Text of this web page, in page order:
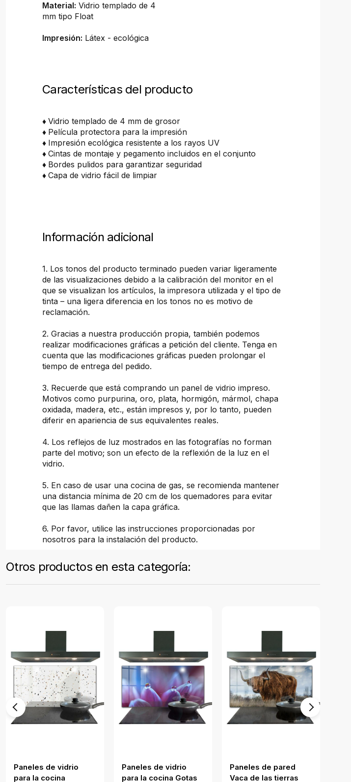
Material: Vidrio templado de 4
mm tipo Float
Impresión: Látex - ecológica
Características del producto
♦Vidrio templado de 4 mm de grosor
♦ Película protectora para la impresión
♦ Impresión ecológica resistente a los rayos UV
♦Cintas de montaje y pegamento incluidos en el conjunto
♦ Bordes pulidos para garantizar seguridad
♦Capa de vidrio fácil de limpiar
Información adicional
1. Los tonos del producto terminado pueden variar ligeramente
de las visualizaciones debido a la calibración del monitor en el
que se visualizan los artículos, la impresora utilizada y el tipo de
tinta – una ligera diferencia en los tonos no es motivo de
reclamación.
2. Gracias a nuestra producción propia, también podemos
realizar modificaciones gráficas a petición del cliente. Tenga en
cuenta que las modificaciones gráficas pueden prolongar el
tiempo de entrega del pedido.
3. Recuerde que está comprando un panel de vidrio impreso.
Motivos como purpurina, oro, plata, hormigón, mármol, chapa
oxidada, madera, etc., están impresos y, por lo tanto, pueden
diferir en apariencia de sus equivalentes reales.
4. Los reflejos de luz mostrados en las fotografías no forman
parte del motivo; son un efecto de la reflexión de la luz en el
vidrio.
5. En caso de usar una cocina de gas, se recomienda mantener
una distancia mínima de 20 cm de los quemadores para evitar
que las llamas dañen la capa gráfica.
6. Por favor, utilice las instrucciones proporcionadas por
nosotros para la instalación del producto.
Otros productos en esta categoría:
Paneles de vidrio
para la cocina
Paneles de vidrio
para la cocina Gotas
Paneles de pared
Vaca de las tierras